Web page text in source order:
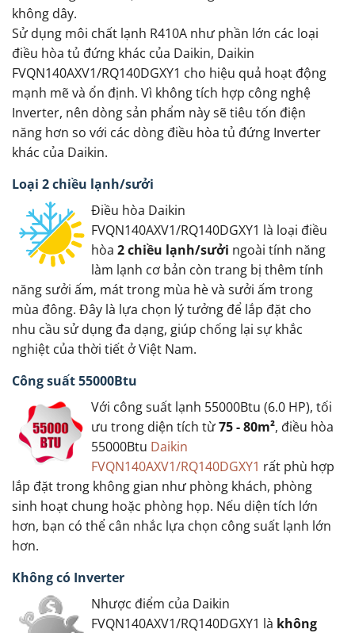
không dây.
Sử dụng môi chất lạnh R410A như phần lớn các loại
điều hòa tủ đứng khác của Daikin, Daikin
FVQN140AXV1/RQ140DGXY1 cho hiệu quả hoạt động
mạnh mẽ và ổn định. Vì không tích hợp công nghệ
Inverter, nên dòng sản phẩm này sẽ tiêu tốn điện
năng hơn so với các dòng điều hòa tủ đứng Inverter
khác của Daikin.
Loại 2 chiều lạnh/sưởi
Điều hòa Daikin
FVQN140AXV1/RQ140DGXY1 là loại điều
hòa 2 chiều lạnh/sưởi ngoài tính năng
làm lạnh cơ bản còn trang bị thêm tính
năng sưởi ấm, mát trong mùa hè và sưởi ấm trong
mùa đông. Đây là lựa chọn lý tưởng để lắp đặt cho
nhu cầu sử dụng đa dạng, giúp chống lại sự khắc
nghiệt của thời tiết ở Việt Nam.
Công suất 55000Btu
Với công suất lạnh 55000Btu (6.0 HP), tối
ưu trong diện tích từ75 - 80m², điều hòa
55000Btu Daikin
FVQN140AXV1/RQ140DGXY1 rất phù hợp
lắp đặt trong không gian như phòng khách, phòng
sinh hoạt chung hoặc phòng họp. Nếu diện tích lớn
hơn, bạn có thể cân nhắc lựa chọn công suất lạnh lớn
hơn.
Không có Inverter
Nhược điểm của Daikin
FVQN140AXV1/RQ140DGXY1 là không